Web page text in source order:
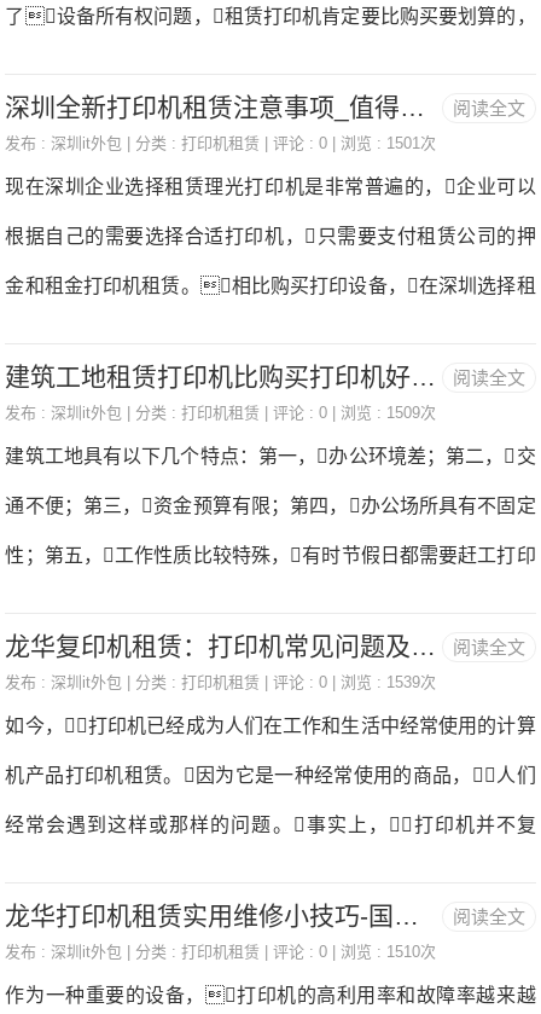
家在小时候都一定写过字帖，而多数学生在写字帖时，
都是敷衍了事，像画画一样的把这份作业完成了，
而自己写的是什么根本一点也不记得打印机租赁。有家长吐
了设备所有权问题，租赁打印机肯定要比购买要划算的，
些优点打印机租赁。为什么选择租赁1、使用0风险：随着
协商调换机器就可以，不需要额外付出其他费用2、免费
上门维修：如果在使用过程中遇到设备故障问题打印机租赁，
可以随时找租赁公司解决，他们提供免费的技术支
持，上门维修设备也免费
阅读全文
深圳全新打印机租赁注意事项_值得一看！
发布 : 深圳it外包 | 分类 :打印机租赁 | 评论 : 0 | 浏览 : 1501次
现在深圳企业选择租赁理光打印机是非常普遍的，企业可以
根据自己的需要选择合适打印机，只需要支付租赁公司的押
金和租金打印机租赁。相比购买打印设备，在深圳选择租
租赁的原因。但是，在选择此类租赁服务时，您需要了
司提供租赁服务，将风险降到最低，只要合同期满，打印
机如非人为损坏，押金将全额退还。（2）月租月租就像
我们平时给手机交的月租一样，算作打印机使用的折旧
费打印机租赁。一
阅读全文
建筑工地租赁打印机比购买打印机好在哪里？-国中办公
发布 : 深圳it外包 | 分类 :打印机租赁 | 评论 : 0 | 浏览 : 1509次
建筑工地具有以下几个特点：第一，办公环境差；第二，交
通不便；第三，资金预算有限；第四，办公场所具有不固定
性；第五，工作性质比较特殊，有时节假日都需要赶工打印
定是不划算的，建筑工地区不可避免的灰尘问题，选择租赁
材补充也比较麻烦；如果选择租赁的话，这些都不是问题，
租赁公司会上门解决打印机租赁。想要购买一台优质的打印
机，需要一定的预算，而建筑工地的预算大多数都花在建筑
阅读全文
龙华复印机租赁：打印机常见问题及解决办法-国中办公设备
发布 : 深圳it外包 | 分类 :打印机租赁 | 评论 : 0 | 浏览 : 1539次
如今，打印机已经成为人们在工作和生活中经常使用的计算
机产品打印机租赁。因为它是一种经常使用的商品，人们
经常会遇到这样或那样的问题。事实上，打印机并不复
何修复激光打印机不打印的故障？激光打印机主要由激光
阅读全文
龙华打印机租赁实用维修小技巧-国中办公设备
发布 : 深圳it外包 | 分类 :打印机租赁 | 评论 : 0 | 浏览 : 1510次
作为一种重要的设备，打印机的高利用率和故障率越来越